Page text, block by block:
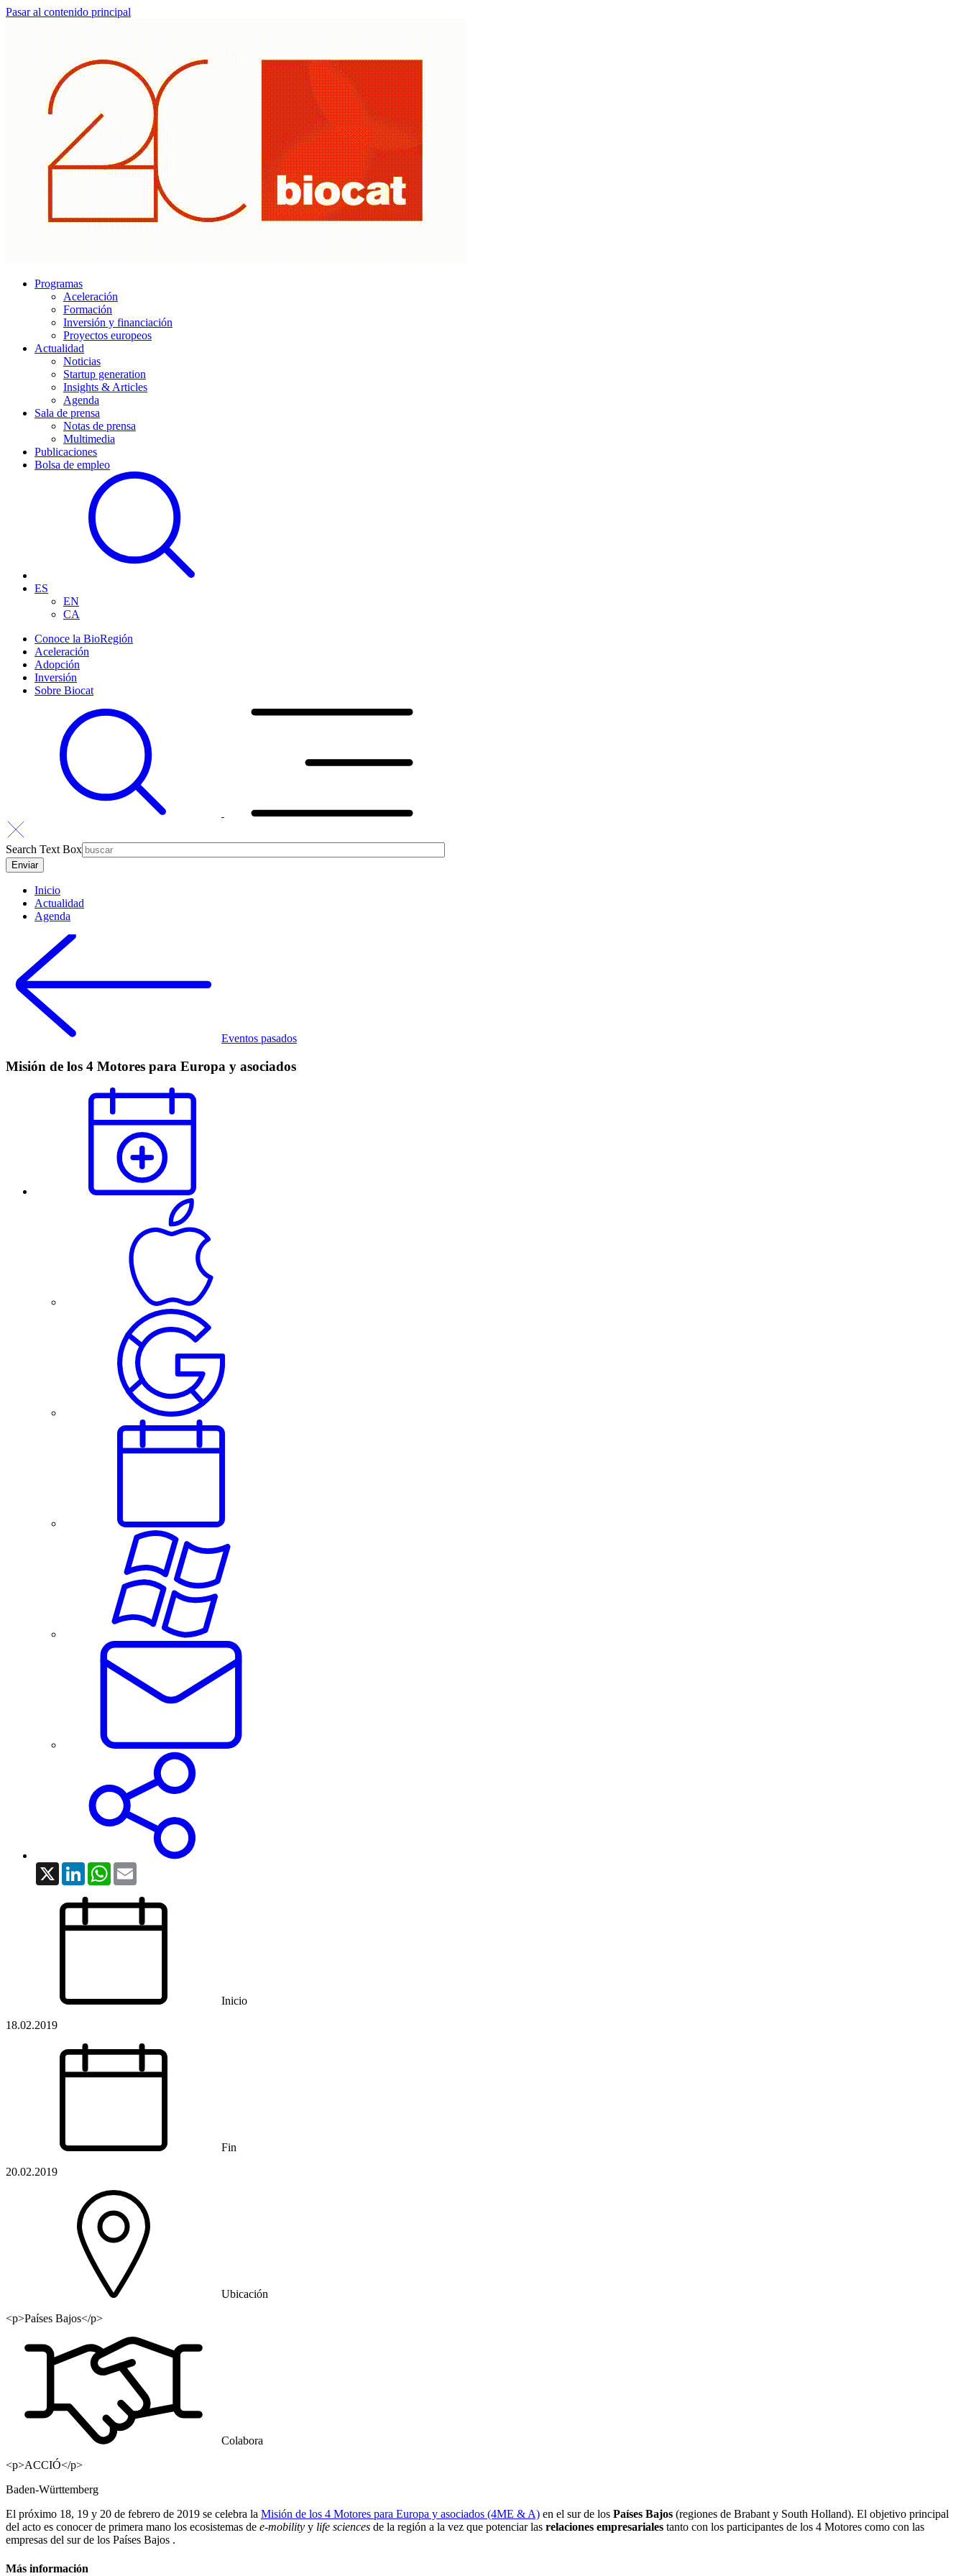
Pasar al contenido principal
Programas
Aceleración
Formación
Inversión y financiación
Proyectos europeos
Actualidad
Noticias
Startup generation
Insights & Articles
Agenda
Sala de prensa
Notas de prensa
Multimedia
Publicaciones
Bolsa de empleo
ES
EN
CA
Conoce la BioRegión
Aceleración
Adopción
Inversión
Sobre Biocat
Search Text Box
Inicio
Actualidad
Agenda
Eventos pasados
Misión de los 4 Motores para Europa y asociados
X LinkedInWhatsApp
Inicio
18.02.2019
Fin
20.02.2019
Ubicación
<p>Países Bajos</p>
Colabora
<p>ACCIÓ</p>
Baden-Württemberg
El próximo 18, 19 y 20 de febrero de 2019 se celebra la Misión de los 4 Motores para Europa y asociados (4ME & A) en el sur de los Países Bajos (regiones de Brabant y South Holland). El objetivo principal
del acto es conocer de primera mano los ecosistemas de e-mobility y life sciences de la región a la vez que potenciar las relaciones empresariales tanto con los participantes de los 4 Motores como con las
empresas del sur de los Países Bajos .
Más información